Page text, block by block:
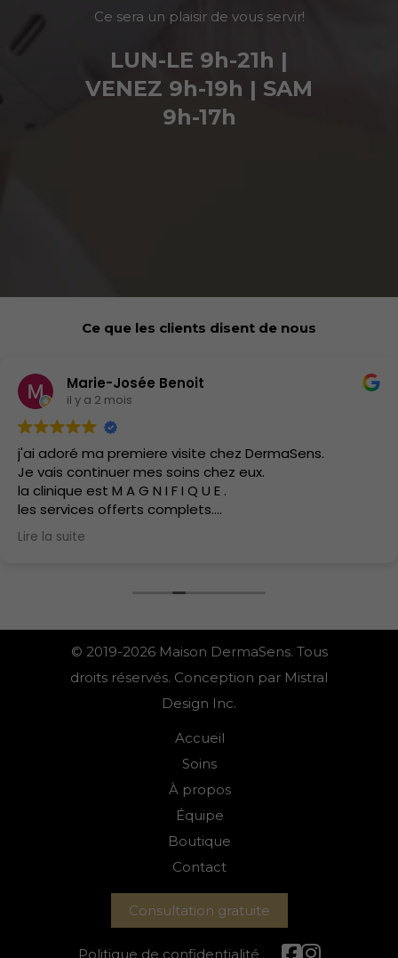
Ce sera un plaisir de vous servir!
LUN-LE 9h-21h |
VENEZ 9h-19h | SAM
9h-17h
Ce que les clients disent de nous
Marie-Josée Benoit
il y a 2 mois
j'ai adoré ma premiere visite chez DermaSens.
Je vais continuer mes soins chez eux.
la clinique est M A G N I F I Q U E .
les services offerts complets.
J'ai hate d'y retourner.
les soins sont doux.
Lire la suite
© 2019-2026 Maison DermaSens. Tous
droits réservés. Conception par Mistral
Design Inc.
Accueil
Soins
À propos
Équipe
Boutique
Contact
Consultation gratuite
Politique de confidentialité